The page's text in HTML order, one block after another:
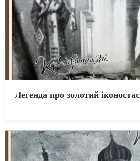
Легенда про золотий іконостас